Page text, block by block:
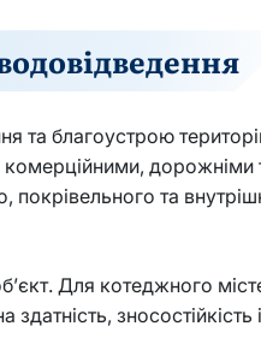
та благоустрою
комерційними,
та
Для котеджного
зносостійкість